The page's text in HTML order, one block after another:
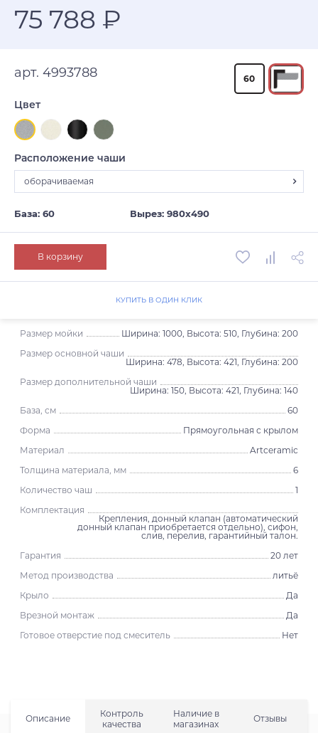
Размер мойки
Ширина: 1000, Высота: 510, Глубина: 200
Размер основной чаши
Ширина: 478, Высота: 421, Глубина: 200
Размер дополнительной чаши
Ширина: 150, Высота: 421, Глубина: 140
База, см
60
Форма
Прямоугольная с крылом
Материал
Artceramic
Толщина материала, мм
6
Количество чаш
1
Комплектация
Крепления, донный клапан (автоматический
донный клапан приобретается отдельно), сифон,
слив, перелив, гарантийный талон.
Гарантия
20 лет
Метод производства
литьё
Крыло
Да
Врезной монтаж
Да
Готовое отверстие под смеситель
Нет
Описание
Контроль
качества
Наличие в
магазинах
Отзывы
75 788 ₽
арт. 4993788 60
Цвет
Расположение чаши
оборачиваемая
База: 60 Вырез: 980х490
В корзину
КУПИТЬ В ОДИН КЛИК